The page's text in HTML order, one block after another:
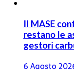
Il MASE
restano le
gestori
6 Agosto